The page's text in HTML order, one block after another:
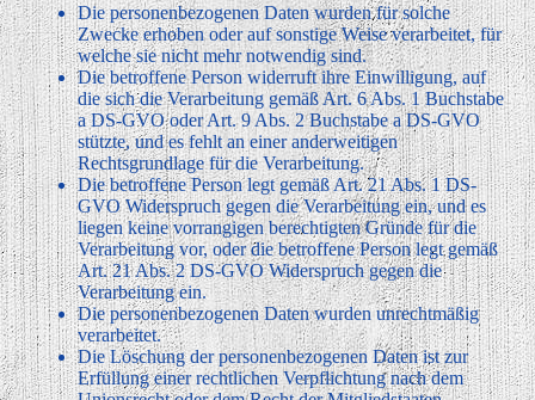
Die personenbezogenen Daten wurden für solche
Zwecke erhoben oder auf sonstige Weise verarbeitet, für
welche sie nicht mehr notwendig sind.
Die betroffene Person widerruft ihre Einwilligung, auf
die sich die Verarbeitung gemäß Art. 6 Abs. 1 Buchstabe
a DS-GVO oder Art. 9 Abs. 2 Buchstabe a DS-GVO
stützte, und es fehlt an einer anderweitigen
Rechtsgrundlage für die Verarbeitung.
Die betroffene Person legt gemäß Art. 21 Abs. 1 DS-
GVO Widerspruch gegen die Verarbeitung ein, und es
liegen keine vorrangigen berechtigten Gründe für die
Verarbeitung vor, oder die betroffene Person legt gemäß
Art. 21 Abs. 2 DS-GVO Widerspruch gegen die
Verarbeitung ein.
Die personenbezogenen Daten wurden unrechtmäßig
verarbeitet.
Die Löschung der personenbezogenen Daten ist zur
Erfüllung einer rechtlichen Verpflichtung nach dem